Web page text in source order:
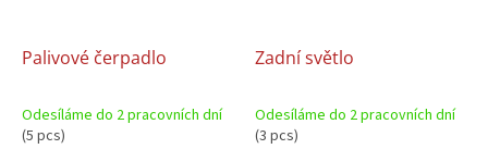
Palivové čerpadlo
Odesíláme do 2 pracovních dní
(5 pcs)
Zadní světlo
Odesíláme do 2 pracovních dní
(3 pcs)